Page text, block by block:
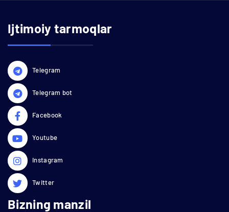
Ijtimoiy tarmoqlar
Telegram
Telegram bot
Facebook
Youtube
Instagram
Twitter
Bizning manzil